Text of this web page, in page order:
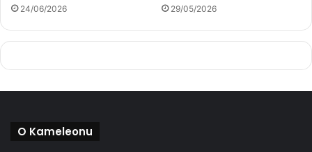
24/06/2026 29/05/2026
O Kameleonu